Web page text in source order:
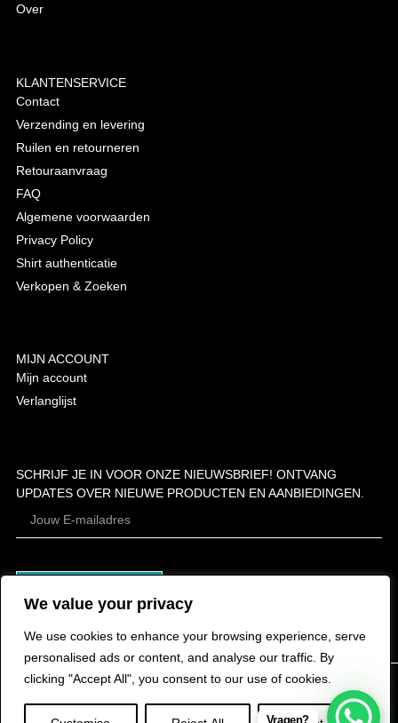
We value your privacy
We use cookies to enhance your browsing experience, serve
personalised ads or content, and analyse our traffic. By
clicking "Accept All", you consent to our use of cookies.
Over
KLANTENSERVICE
Contact
Verzending en levering
Ruilen en retourneren
Retouraanvraag
FAQ
Algemene voorwaarden
Privacy Policy
Shirt authenticatie
Verkopen & Zoeken
MIJN ACCOUNT
Mijn account
Verlanglijst
SCHRIJF JE IN VOOR ONZE NIEUWSBRIEF! ONTVANG
UPDATES OVER NIEUWE PRODUCTEN EN AANBIEDINGEN.
Vragen?